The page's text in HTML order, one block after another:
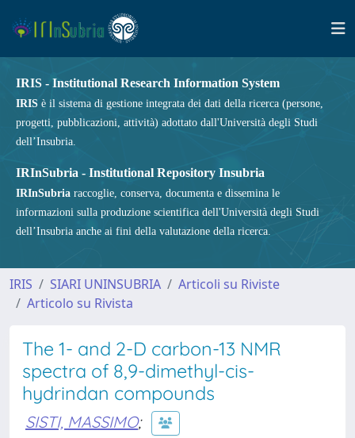
IRIS - Institutional Research Information System
IRIS è il sistema di gestione integrata dei dati della ricerca (persone,
progetti, pubblicazioni, attività) adottato dall'Università degli Studi
dell’Insubria.
IRInSubria - Institutional Repository Insubria
IRInSubria raccoglie, conserva, documenta e dissemina le
informazioni sulla produzione scientifica dell'Università degli Studi
dell’Insubria anche ai fini della valutazione della ricerca.
IRIS SIARI UNINSUBRIA
Articoli su Riviste
Articolo su Rivista
The 1- and 2-D carbon-13 NMR
spectra of 8,9-dimethyl-cis-
hydrindan compounds
SISTI, MASSIMO;